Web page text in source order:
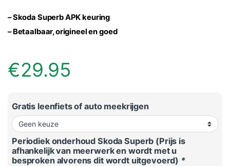
– Skoda Superb APK keuring
– Betaalbaar, origineel en goed
€29.95
Gratis leenfiets of auto meekrijgen
Periodiek onderhoud Skoda Superb (Prijs is
afhankelijk van meerwerk en wordt met u
besproken alvorens dit wordt uitgevoerd) *